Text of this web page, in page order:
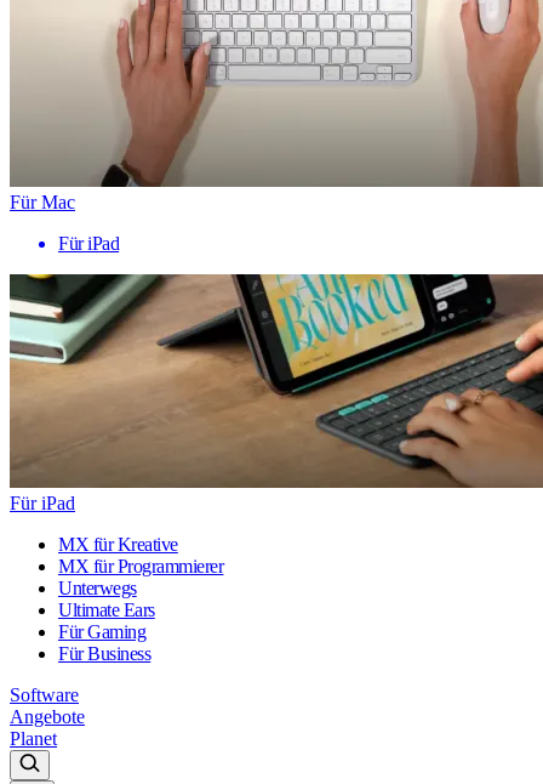
Für Mac
Für iPad
Für iPad
MX für Kreative
MX für Programmierer
Unterwegs
Ultimate Ears
Für Gaming
Für Business
Software
Angebote
Planet